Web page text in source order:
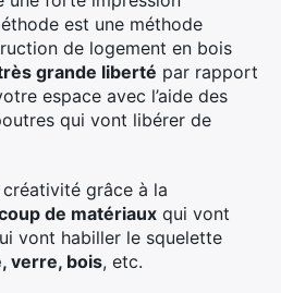
est une méthode
de logement en bois
grande liberté par rapport
espace avec l’aide des
qui vont libérer de
grâce à la
de matériaux qui vont
vont habiller le squelette
verre, bois, etc.